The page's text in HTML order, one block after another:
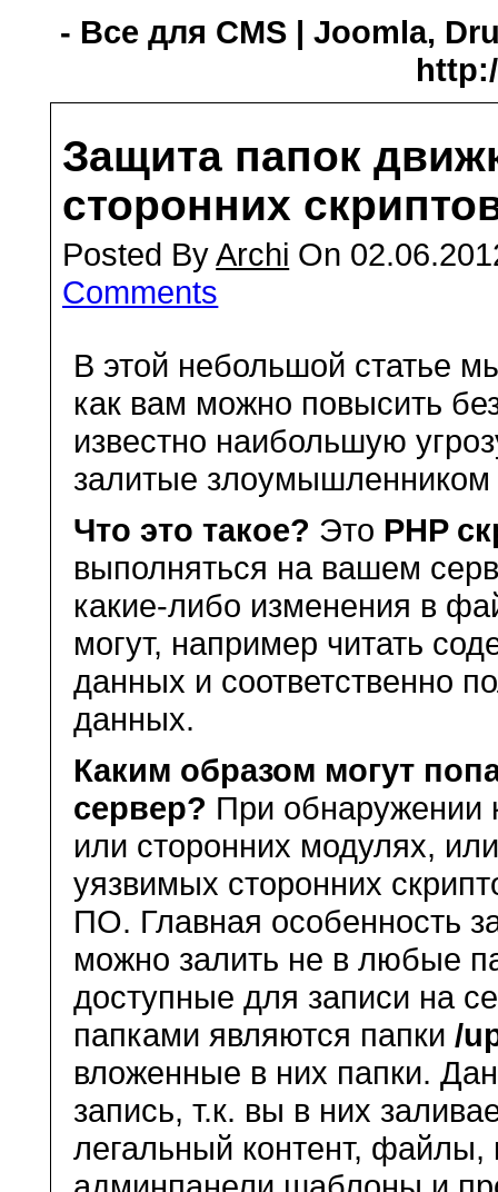
- Все для CMS | Joomla,
Защита папок
сторонних
Posted ByArchi On
Comments
В этой небольшой статье
как вам можно повысить
известно наибольшую
залитые
Что это такое? Это PHP
выполняться на вашем
какие-либо изменения в
могут, например читать
данных и соответственно
данных.
Каким образом могут
сервер? При обнаружении
или сторонних модулях,
уязвимых сторонних
ПО. Главная особенность
можно залить не в любые
доступные для записи на
папками являются папки/
вложенные в них папки.
запись, т.к. вы в них
легальный контент, файлы,